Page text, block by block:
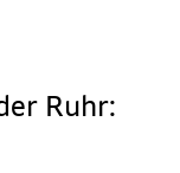
Ruhr: